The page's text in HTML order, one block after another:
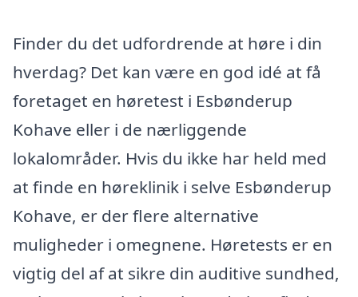
Finder du det udfordrende at høre i din
hverdag? Det kan være en god idé at få
foretaget en høretest i Esbønderup
Kohave eller i de nærliggende
lokalområder. Hvis du ikke har held med
at finde en høreklinik i selve Esbønderup
Kohave, er der flere alternative
muligheder i omegnene. Høretests er en
vigtig del af at sikre din auditive sundhed,